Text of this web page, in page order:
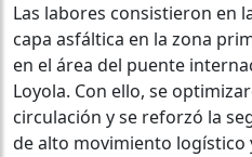
Las labores consistieron en
capa asfáltica en la zona
en el área del puente
Loyola. Con ello, se
circulación y se reforzó la
de alto movimiento logístico